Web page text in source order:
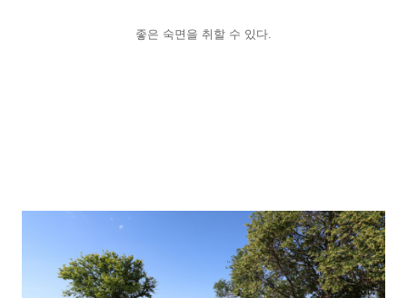
좋은 숙면을 취할 수 있다.